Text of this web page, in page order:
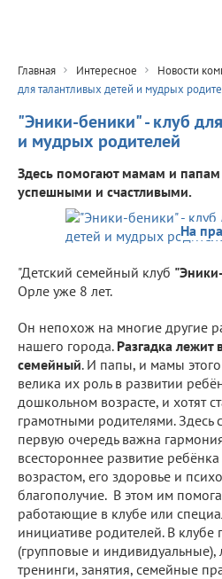
Главная Интересное Новости
для талантливых детей и мудрых
"Эники-беники" - клуб
и мудрых родителей
Здесь помогают мамам и папам
успешными и счастливыми.
На
"Детский семейный клуб
Орле уже 8 лет.
Он непохож на многие другие
нашего города. Разгадка лежит
семейный. И папы, и мамы
велика их роль в развитии
дошкольном возрасте, и хотят
грамотными родителями. Здесь
первую очередь важна
всестороннее развитие ребёнка
возрастом, его здоровье и
благополучие. В этом им
работающие в клубе или
инициативе родителей. В клубе
(групповые и индивидуальные),
тренинги, занятия, семейные